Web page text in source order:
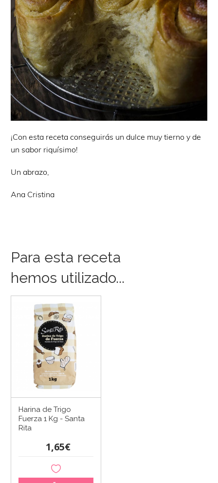
¡Con esta receta conseguirás un dulce muy tierno y de
un sabor riquísimo!
Un abrazo,
Ana Cristina
Para esta receta
hemos utilizado...
Harina de Trigo
Fuerza 1 Kg - Santa
Rita
1,65€